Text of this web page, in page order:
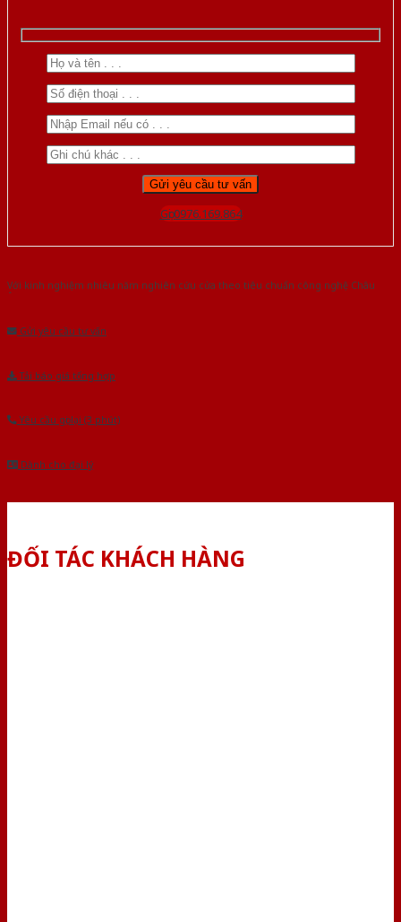
Gọi 0976.169.864
Với kinh nghiệm nhiêu năm nghiên cứu cửa theo tiêu chuẩn công nghệ Châu
Âu.Chúng tôi tự tin là nhà sản xuất & cung cấp hàng đầu tại Việt Nam!
Gửi yêu cầu tư vấn
Tải báo giá tổng hợp
Yêu cầu gọi lại (3 phút)
Dành cho đại lý
ĐỐI TÁC KHÁCH HÀNG